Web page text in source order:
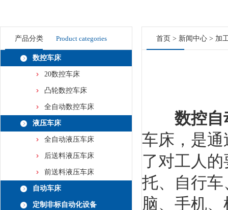
产品分类 Product categories
数控车床
20数控车床
凸轮数控车床
全自动数控车床
液压车床
全自动液压车床
后送料液压车床
前送料液压车床
自动车床
定制非标自动化设备
首页 > 新闻中心 > 加
数控自
车床，是
了对工人
托、自行
脑、手机